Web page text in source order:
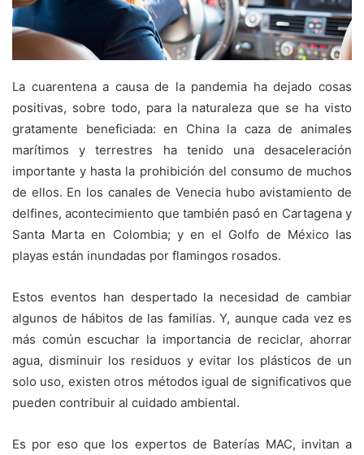
La cuarentena a causa de la pandemia ha dejado cosas
positivas, sobre todo, para la naturaleza que se ha visto
gratamente beneficiada: en China la caza de animales
marítimos y terrestres ha tenido una desaceleración
importante y hasta la prohibición del consumo de muchos
de ellos. En los canales de Venecia hubo avistamiento de
delfines, acontecimiento que también pasó en Cartagena y
Santa Marta en Colombia; y en el Golfo de México las
playas están inundadas por flamingos rosados.
Estos eventos han despertado la necesidad de cambiar
algunos de hábitos de las familias. Y, aunque cada vez es
más común escuchar la importancia de reciclar, ahorrar
agua, disminuir los residuos y evitar los plásticos de un
solo uso, existen otros métodos igual de significativos que
pueden contribuir al cuidado ambiental.
Es por eso que los expertos de Baterías MAC, invitan a